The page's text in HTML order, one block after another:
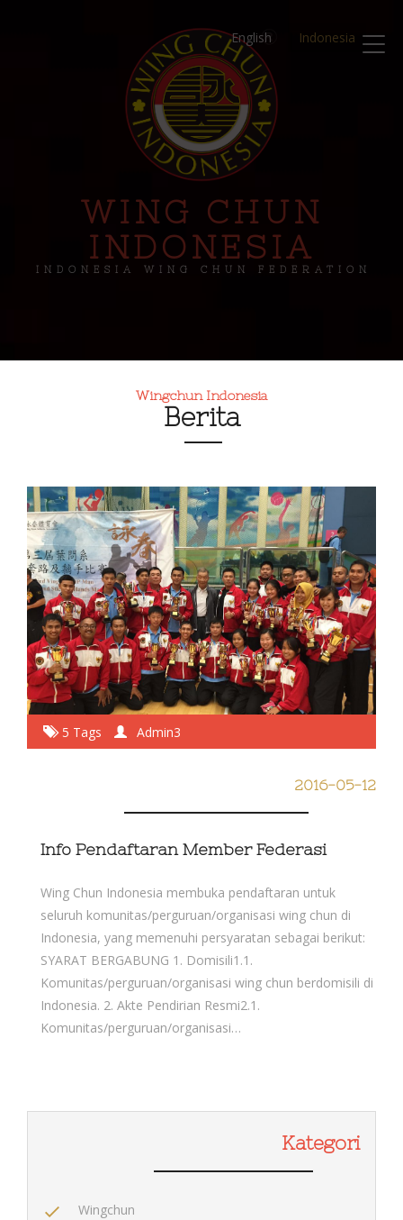
WING CHUN
INDONESIA
INDONESIA WING CHUN FEDERATION
English Indonesia
Wingchun Indonesia
Berita
5 Tags Admin3
2016-05-12
Info Pendaftaran Member Federasi
Wing Chun Indonesia membuka pendaftaran untuk
seluruh komunitas/perguruan/organisasi wing chun di
Indonesia, yang memenuhi persyaratan sebagai berikut:
SYARAT BERGABUNG 1. Domisili1.1.
Komunitas/perguruan/organisasi wing chun berdomisili di
Indonesia. 2. Akte Pendirian Resmi2.1.
Komunitas/perguruan/organisasi…
Kategori
Wingchun